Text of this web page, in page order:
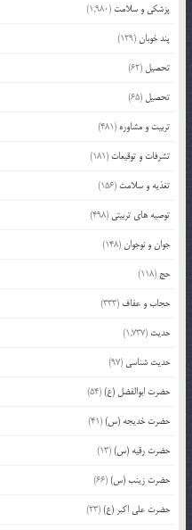
پزشکی و سلامت (1,980)
پند خوبان(129)
تحصیل (62)
تحصیل (65)
تربیت و مشاوره (481)
تشرفات و توقیعات (181)
تغذیه و سلامت (156)
توصیه های تربیتی (498)
جوان و نوجوان(148)
حج (118)
حجاب و عفاف (333)
حدیث (1,737)
حدیث شناسی (97)
حضرت ابوالفضل (ع)(54)
حضرت خدیجه (س)(41)
حضرت رقیه (س)(13)
حضرت زینب (س)(66)
حضرت علی اکبر (ع)(23)